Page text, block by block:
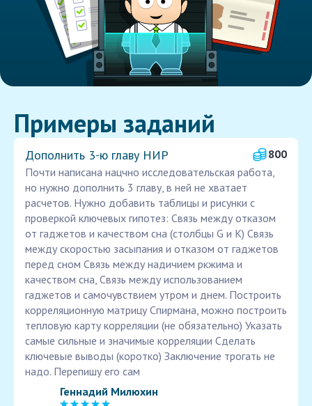
Примеры заданий
Дополнить 3‑ю главу НИР
800
Почти написана нацчно исследовательская работа,
но нужно дополнить 3 главу, в ней не хватает
расчетов. Нужно добавить таблицы и рисунки с
проверкой ключевых гипотез: Связь между отказом
от гаджетов и качеством сна (столбцы G и К) Связь
между скоростью засыпания и отказом от гаджетов
перед сном Связь между надичием ркжима и
качеством сна, Связь между использованием
гаджетов и самочувствием утром и днем. Построить
корреляционную матрицу Спирмана, можно построить
тепловую карту корреляции (не обязательно) Указать
самые сильные и значимые корреляции Сделать
ключевые выводы (коротко) Заключение трогать не
надо. Перепишу его сам
Геннадий Милюхин